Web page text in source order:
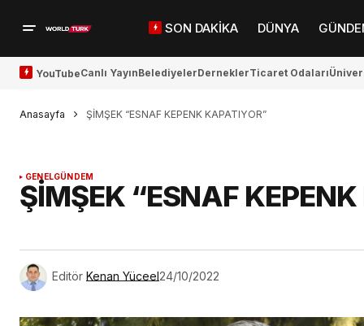
SON DAKİKA DÜNYA
YouTubeCanlı YayınBelediyelerDerneklerTicaret Odaları
Anasayfa ŞİMŞEK “ESNAF KEPENK KAPATIYOR”
GENELGÜNDEM
ŞİMŞEK “ESNAF
Editör Kenan Yüceel24/10/2022